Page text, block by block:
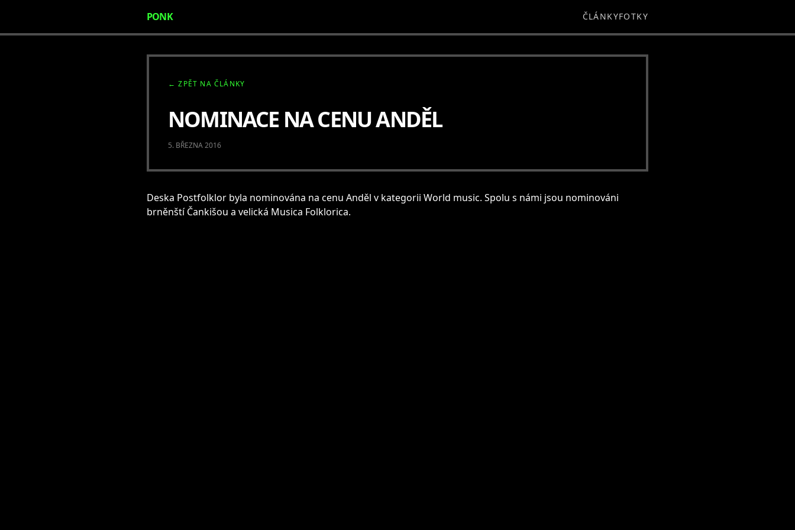
PONK ČLÁNKYFOTKY
← ZPĚT NA ČLÁNKY
NOMINACE NA CENU ANDĚL
5. BŘEZNA 2016
Deska Postfolklor byla nominována na cenu Anděl v kategorii World music. Spolu s námi jsou nominováni
brněnští Čankišou a velická Musica Folklorica.